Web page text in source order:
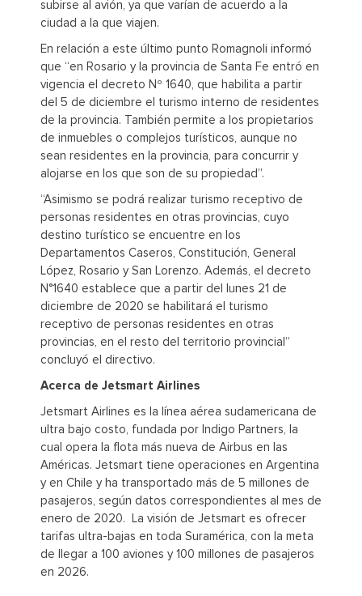
subirse al avión, ya que varían de acuerdo a la
ciudad a la que viajen.
En relación a este último punto Romagnoli informó
que “en Rosario y la provincia de Santa Fe entró en
vigencia el decreto Nº 1640, que habilita a partir
del 5 de diciembre el turismo interno de residentes
de la provincia. También permite a los propietarios
de inmuebles o complejos turísticos, aunque no
sean residentes en la provincia, para concurrir y
alojarse en los que son de su propiedad”.
“Asimismo se podrá realizar turismo receptivo de
personas residentes en otras provincias, cuyo
destino turístico se encuentre en los
Departamentos Caseros, Constitución, General
López, Rosario y San Lorenzo. Además, el decreto
N°1640 establece que a partir del lunes 21 de
diciembre de 2020 se habilitará el turismo
receptivo de personas residentes en otras
provincias, en el resto del territorio provincial”
concluyó el directivo.
Acerca de Jetsmart Airlines
Jetsmart Airlines es la línea aérea sudamericana de
ultra bajo costo, fundada por Indigo Partners, la
cual opera la flota más nueva de Airbus en las
Américas. Jetsmart tiene operaciones en Argentina
y en Chile y ha transportado más de 5 millones de
pasajeros, según datos correspondientes al mes de
enero de 2020. La visión de Jetsmart es ofrecer
tarifas ultra-bajas en toda Suramérica, con la meta
de llegar a 100 aviones y 100 millones de pasajeros
en 2026.